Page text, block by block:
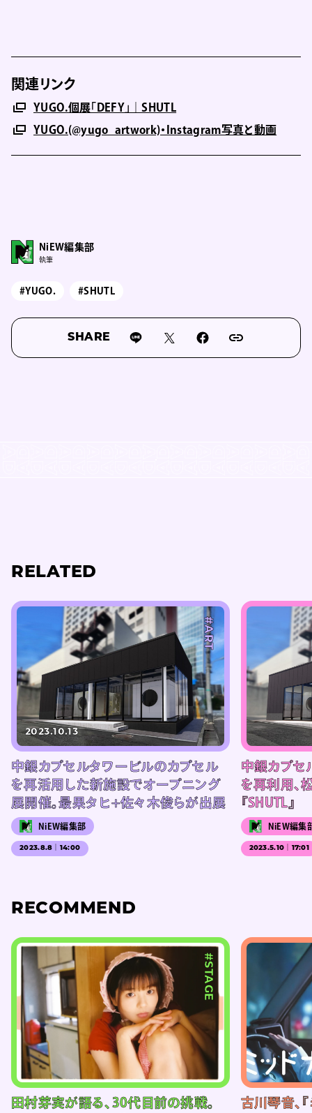
関連リンク
YUGO.個展「DEFY」｜SHUTL
YUGO.(@yugo_artwork)・Instagram写真と動画
NiEW編集部
執筆
#YUGO. #SHUTL
SHARE
RELATED
#ART
2023.10.13
中銀カプセルタワービルのカプセル
を再活用した新施設でオープニング
展開催。最果タヒ+佐々木俊らが出展
NiEW編集部
2023.8.8｜14:00
中銀カプセ
を再利用、
『SHUTL』
NiEW編集
2023.5.10｜17:01
RECOMMEND
#STAGE
田村芽実が語る、30代目前の挑戦。
古川琴音、